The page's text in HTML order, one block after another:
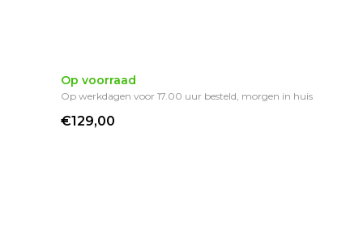
Op voorraad
Op werkdagen voor 17.00 uur besteld, morgen in huis
€129,00